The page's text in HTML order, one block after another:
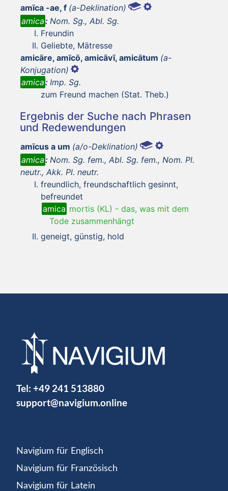
amīca -ae, f (a-Deklination)
amica: Nom. Sg., Abl. Sg.
Freundin
Geliebte, Mätresse
amicāre, amīcō, amicāvī, amicātum (a-
Konjugation)
amica: Imp. Sg.
zum Freund machen (Stat. Theb.)
Ergebnis der Suche nach Phrasen
und Redewendungen
amīcus a um (a/o-Deklination)
amica: Nom. Sg. fem., Abl. Sg. fem., Nom. Pl.
neutr., Akk. Pl. neutr.
freundlich, freundschaftlich gesinnt,
befreundet
amica mortis (KL) - das, was mit dem
Tode zusammenhängt
geneigt, günstig, hold
Tel: +49 241 513880
support@navigium.online
Navigium für Englisch
Navigium für Französisch
Navigium für Latein